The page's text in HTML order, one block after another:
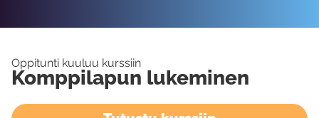
Oppitunti kuuluu kurssiin
Komppilapun lukeminen